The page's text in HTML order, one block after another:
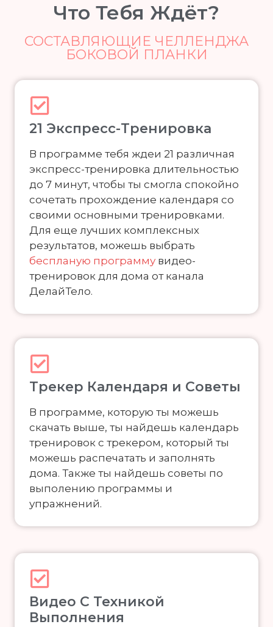
Что Тебя Ждёт?
СОСТАВЛЯЮЩИЕ ЧЕЛЛЕНДЖА
БОКОВОЙ ПЛАНКИ
21 Экспресс-Тренировка
В программе тебя ждеи 21 различная
экспресс-тренировка длительностью
до 7 минут, чтобы ты смогла спокойно
сочетать прохождение календаря со
своими основными тренировками.
Для еще лучших комплексных
результатов, можешь выбрать
беспланую программу видео-
тренировок для дома от канала
ДелайТело.
Трекер Календаря и Советы
В программе, которую ты можешь
скачать выше, ты найдешь календарь
тренировок с трекером, который ты
можешь распечатать и заполнять
дома. Также ты найдешь советы по
выполению программы и
упражнений.
Видео С Техникой
Выполнения